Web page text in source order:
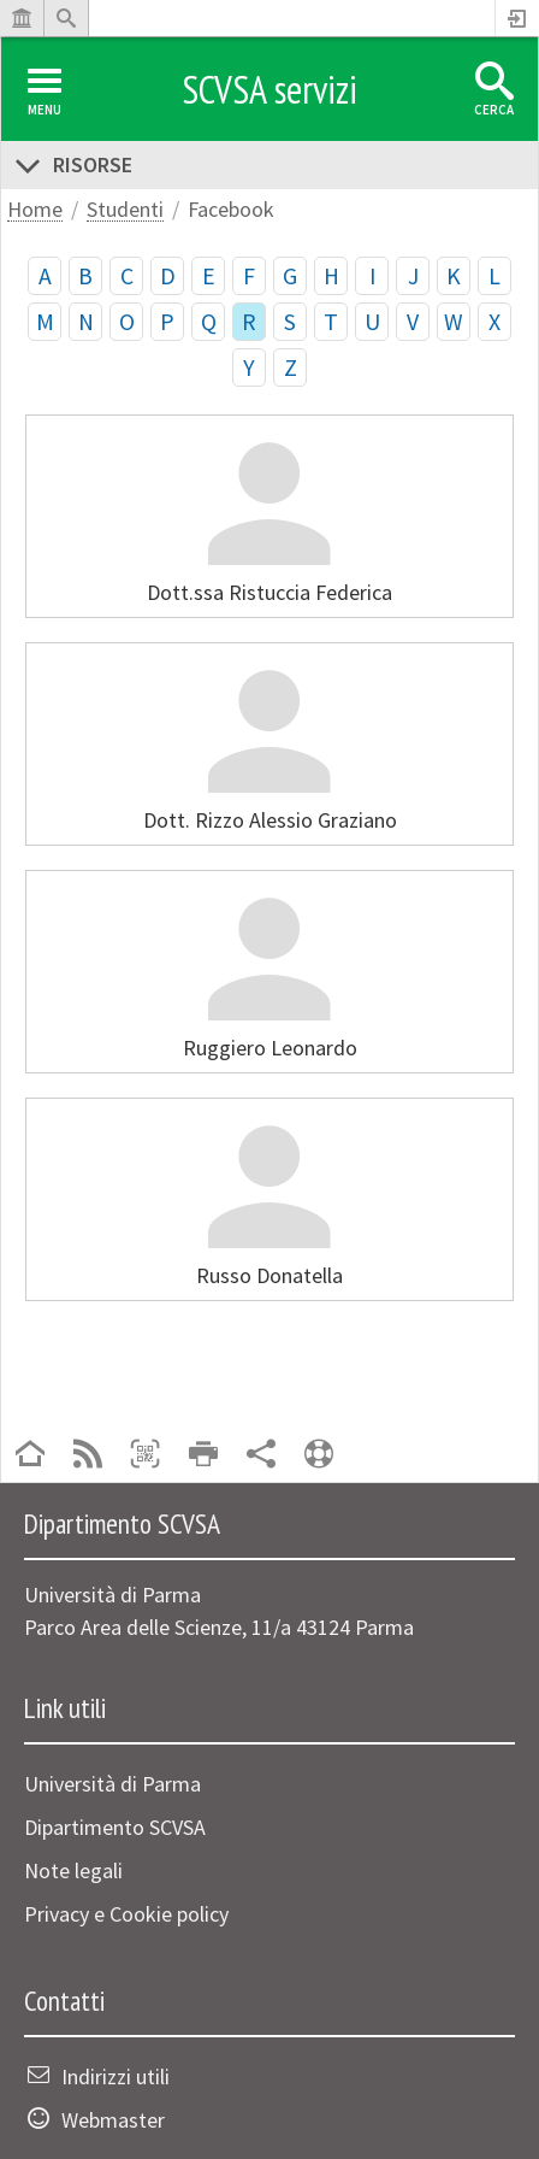
MENU SCVSA servizi CERCA
RISORSE
Home
Studenti Facebook
A B C D E F G H I J K
L
M
N O P Q R S T U V W
X
Y
Z
Dott.ssa Ristuccia Federica
Dott. Rizzo Alessio Graziano
Ruggiero Leonardo
Russo Donatella
Dipartimento SCVSA
Università di Parma
Parco Area delle Scienze, 11/a 43124 Parma
Link utili
Università di Parma
Dipartimento SCVSA
Note legali
Privacy e Cookie policy
Contatti
Indirizzi utili
Webmaster